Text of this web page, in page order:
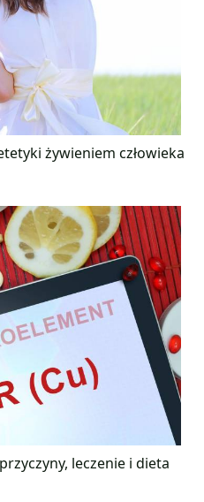
żywieniem człowieka
leczenie i dieta